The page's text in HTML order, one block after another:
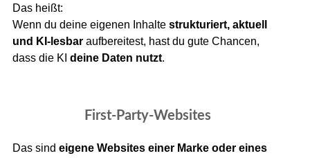
Das heißt:
Wenn du deine eigenen Inhalte strukturiert, aktuell
und KI-lesbaraufbereitest, hast du gute Chancen,
dass die KI deine Daten nutzt.
First-Party-Websites
Das sind eigene Websites einer Marke oder eines